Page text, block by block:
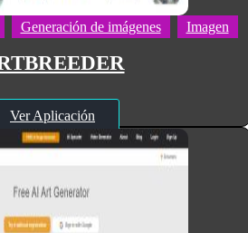
Generación de imágenes Imagen
Ver Aplicación